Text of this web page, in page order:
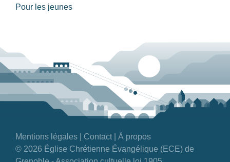
Pour les jeunes
Mentions légales Contact
À propos
© 2026 Église Chrétienne Évangélique (ECE) de